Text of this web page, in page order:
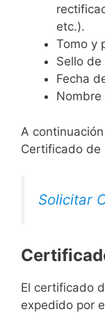
etc.).
Tomo y
Sello
Fecha
A
Certificado de
Solicitar
El certificado
expedido por